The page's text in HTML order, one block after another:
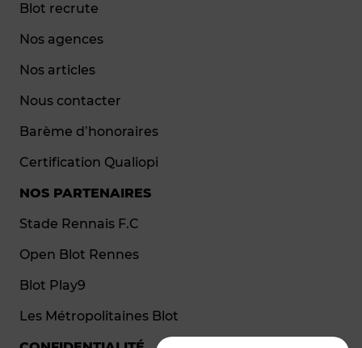
Blot recrute
Nos agences
Nos articles
Nous contacter
Barème d’honoraires
Certification Qualiopi
NOS PARTENAIRES
Stade Rennais F.C
Open Blot Rennes
Blot Play9
Les Métropolitaines Blot